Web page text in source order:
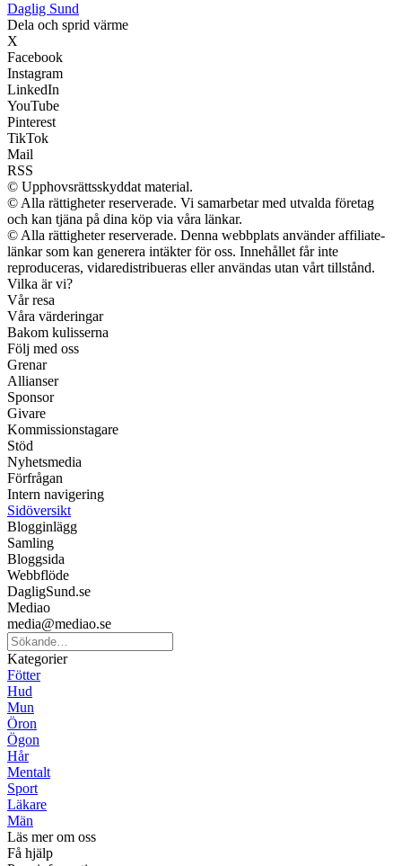
Daglig Sund
Dela och sprid värme
X
Facebook
Instagram
LinkedIn
YouTube
Pinterest
TikTok
Mail
RSS
© Upphovsrättsskyddat material.
© Alla rättigheter reserverade. Vi samarbetar med utvalda företag
och kan tjäna på dina köp via våra länkar.
© Alla rättigheter reserverade. Denna webbplats använder affiliate-
länkar som kan generera intäkter för oss. Innehållet får inte
reproduceras, vidaredistribueras eller användas utan vårt tillstånd.
Vilka är vi?
Vår resa
Våra värderingar
Bakom kulisserna
Följ med oss
Grenar
Allianser
Sponsor
Givare
Kommissionstagare
Stöd
Nyhetsmedia
Förfrågan
Intern navigering
Sidöversikt
Blogginlägg
Samling
Bloggsida
Webbflöde
DagligSund.se
Mediao
media@mediao.se
Kategorier
Fötter
Hud
Mun
Öron
Ögon
Hår
Mentalt
Sport
Läkare
Män
Läs mer om oss
Få hjälp